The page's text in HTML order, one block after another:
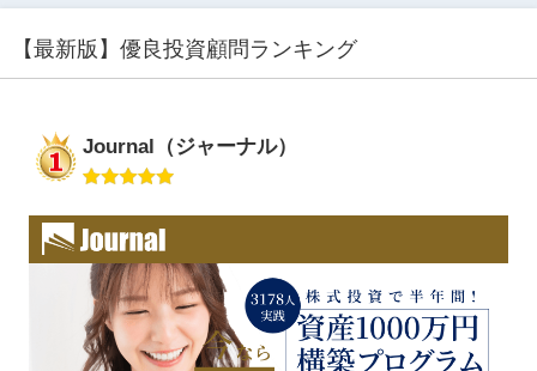
【最新版】優良投資顧問ランキング
Journal（ジャーナル）